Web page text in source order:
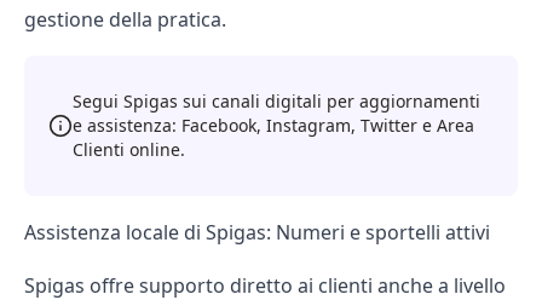
gestione della pratica.
Segui Spigas sui canali digitali per aggiornamenti
e assistenza: Facebook, Instagram, Twitter e Area
Clienti online.
Assistenza locale di Spigas: Numeri e sportelli attivi
Spigas offre supporto diretto ai clienti anche a livello